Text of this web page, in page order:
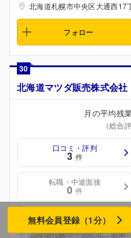
北海道札幌市中央区大通西17
フォロー
30
北海道マツダ販売株式会社
月の平均残
（総合
口コミ・評判
3 件
転職・中途面接
0 件
小売業
北海道札幌市中央区北二条東
無料会員登録（1分）